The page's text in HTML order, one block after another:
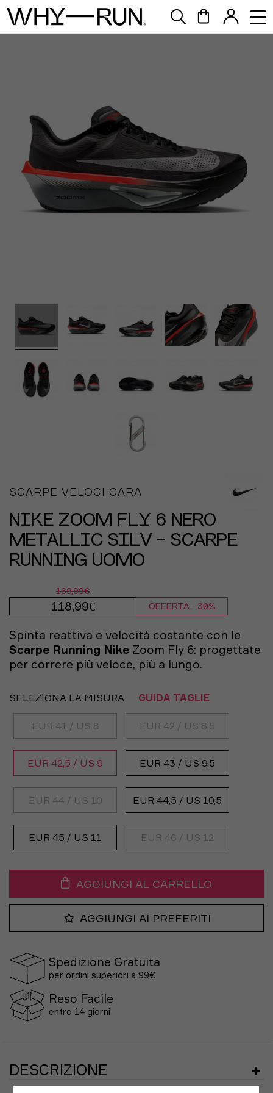
SCARPE VELOCI GARA
NIKE ZOOM FLY 6 NERO
METALLIC SILV - SCARPE
RUNNING UOMO
169,99€
118,99€ OFFERTA -30%
Spinta reattiva e velocità costante con le
Scarpe Running Nike Zoom Fly 6: progettate
per correre più veloce, più a lungo.
SELEZIONA LA MISURA GUIDA TAGLIE
EUR 41 / US 8 EUR 42 / US 8,5
EUR 42,5 / US 9 EUR 43 / US 9.5
EUR 44 / US 10 EUR 44,5 / US 10,5
EUR 45 / US 11 EUR 46 / US 12
AGGIUNGI AL CARRELLO
AGGIUNGI AI PREFERITI
Spedizione Gratuita
per ordini superiori a 99€
Reso Facile
entro 14 giorni
DESCRIZIONE